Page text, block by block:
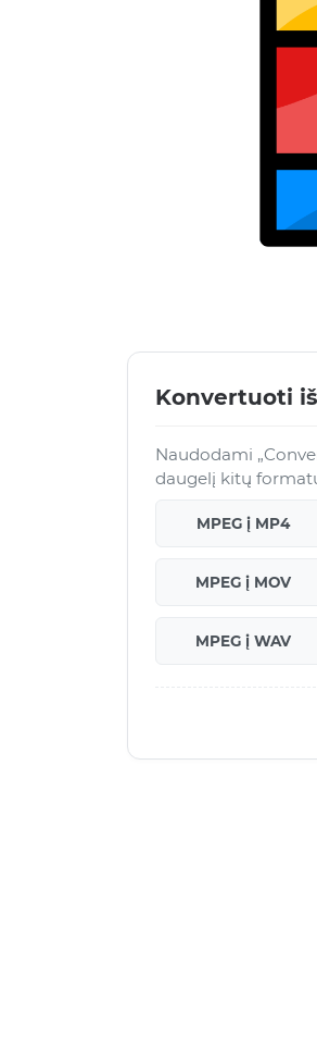
Konvertuoti iš
Naudodami
daugelį kitų
MPEG į MP4
MPEG į MOV
MPEG į WAV